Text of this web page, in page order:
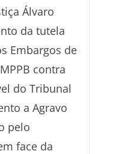
Álvaro
da tutela
Embargos de
contra
do Tribunal
a Agravo
pelo
face da